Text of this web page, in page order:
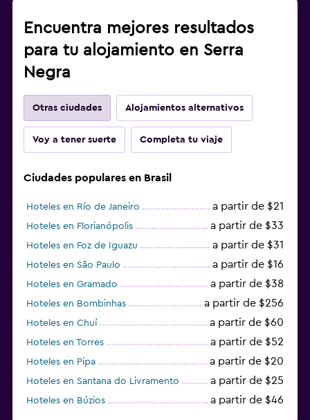
Encuentra mejores resultados
para tu alojamiento en Serra
Negra
Otras ciudades Alojamientos alternativos
Voy a tener suerte Completa tu viaje
Ciudades populares en Brasil
Hoteles en Río de Janeiro a partir de $21
Hoteles en Florianópolis a partir de $33
Hoteles en Foz de Iguazu a partir de $31
Hoteles en São Paulo a partir de $16
Hoteles en Gramado a partir de $38
Hoteles en Bombinhas a partir de $256
Hoteles en Chuí a partir de $60
Hoteles en Torres a partir de $52
Hoteles en Pipa a partir de $20
Hoteles en Santana do Livramento a partir de $25
Hoteles en Búzios a partir de $46